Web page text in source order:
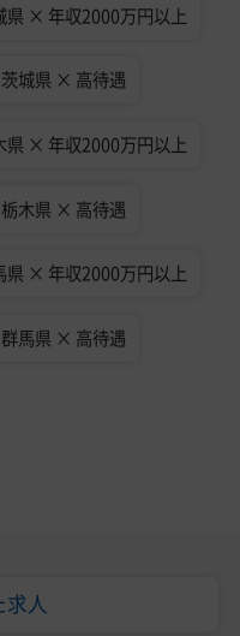
県 × 年収2000万円以上
茨城県 × 高待遇
県 × 年収2000万円以上
栃木県 × 高待遇
県 × 年収2000万円以上
群馬県 × 高待遇
求人